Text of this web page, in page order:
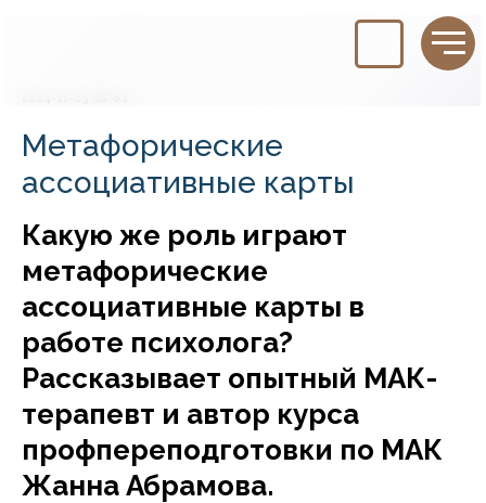
Метафорические
ассоциативные карты
Какую же роль играют
метафорические
ассоциативные карты в
работе психолога?
Рассказывает опытный МАК-
терапевт и автор курса
профпереподготовки по МАК
Жанна Абрамова.